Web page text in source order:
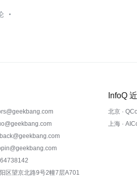
区望京北路9号2幢7层A701
InfoQ
北京 ·
上海 ·